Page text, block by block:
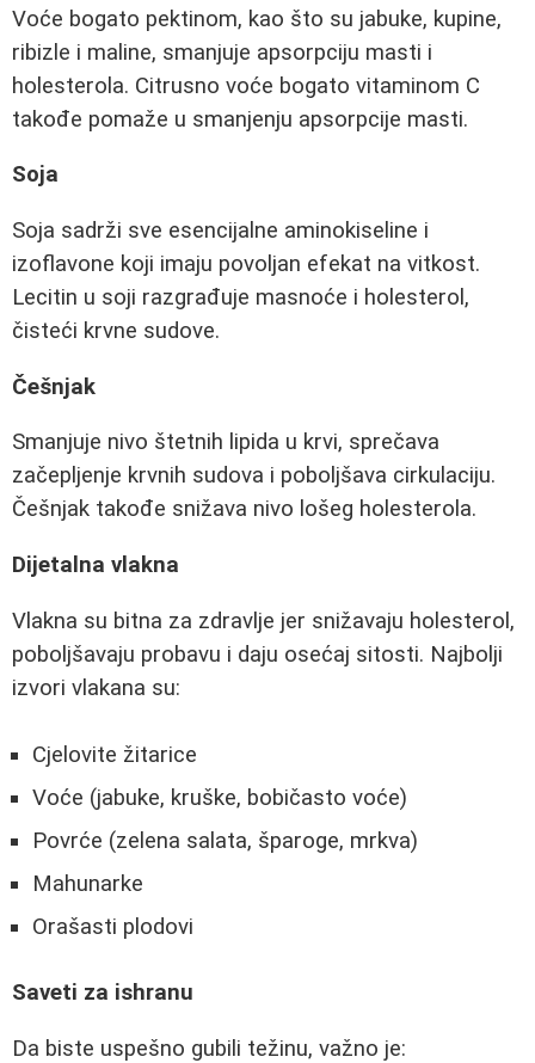
Voće bogato pektinom, kao što su jabuke, kupine,
ribizle i maline, smanjuje apsorpciju masti i
holesterola. Citrusno voće bogato vitaminom C
takođe pomaže u smanjenju apsorpcije masti.
Soja
Soja sadrži sve esencijalne aminokiseline i
izoflavone koji imaju povoljan efekat na vitkost.
Lecitin u soji razgrađuje masnoće i holesterol,
čisteći krvne sudove.
Češnjak
Smanjuje nivo štetnih lipida u krvi, sprečava
začepljenje krvnih sudova i poboljšava cirkulaciju.
Češnjak takođe snižava nivo lošeg holesterola.
Dijetalna vlakna
Vlakna su bitna za zdravlje jer snižavaju holesterol,
poboljšavaju probavu i daju osećaj sitosti. Najbolji
izvori vlakana su:
Cjelovite žitarice
Voće (jabuke, kruške, bobičasto voće)
Povrće (zelena salata, šparoge, mrkva)
Mahunarke
Orašasti plodovi
Saveti za ishranu
Da biste uspešno gubili težinu, važno je: